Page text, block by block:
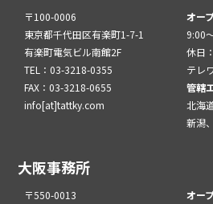
〒100-0006
東京都千代田区有楽町1-7-1
有楽町電気ビル南館2F
TEL：03-3218-0355
FAX：03-3218-0655
info[at]tattky.com
オー
9:00
休日
テレ
管轄
北海
新潟
大阪事務所
〒550-0013
オー